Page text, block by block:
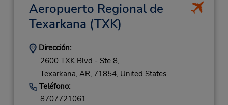
Aeropuerto Regional de
Texarkana (TXK)
Dirección:
2600 TXK Blvd - Ste 8,
Texarkana, AR, 71854, United States
Teléfono:
8707721061